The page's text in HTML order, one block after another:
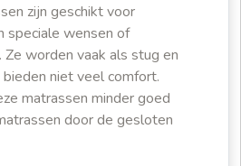
zijn geschikt voor
speciale wensen of
worden vaak als stug en
niet veel comfort.
matrassen minder goed
door de gesloten